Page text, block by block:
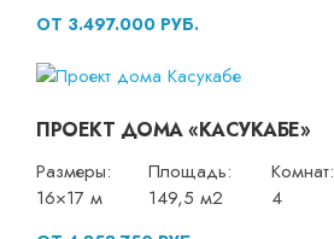
ОТ 3.497.000 РУБ.
ПРОЕКТ ДОМА «КАСУКАБЕ»
Размеры:
16×17 м
Площадь:
149,5 м2
Комнат:
4